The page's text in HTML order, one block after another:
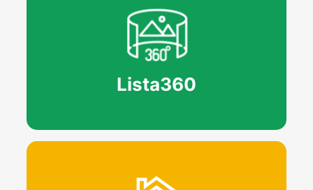
Lista360